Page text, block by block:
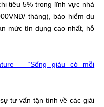
tiêu 5% trong lĩnh vực nhà
tháng), bảo hiểm du
mức tín dụng cao nhất, hỗ
– “Sống giàu có mỗi
tư vấn tận tình về các giải